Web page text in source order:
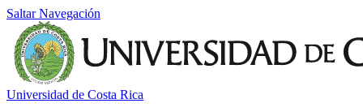
Saltar Navegación
Universidad de Costa Rica